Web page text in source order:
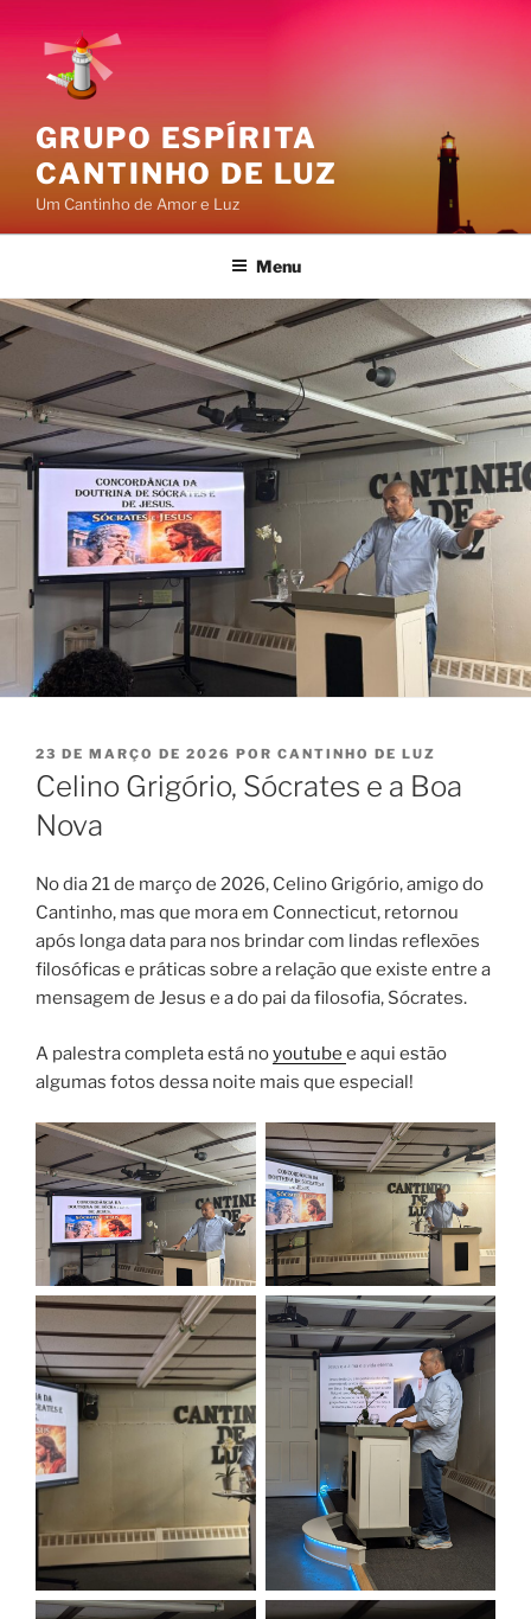
conteúdo
GRUPO ESPÍRITA
CANTINHO DE LUZ
Um Cantinho de Amor e Luz
Menu
PUBLICADO
EM
23 DE MARÇO DE 2026 POR CANTINHO DE LUZ
Celino Grigório, Sócrates e a Boa
Nova
No dia 21 de março de 2026, Celino Grigório, amigo do
Cantinho, mas que mora em Connecticut, retornou
após longa data para nos brindar com lindas reflexões
filosóficas e práticas sobre a relação que existe entre a
mensagem de Jesus e a do pai da filosofia, Sócrates.
A palestra completa está noyoutube e aqui estão
algumas fotos dessa noite mais que especial!